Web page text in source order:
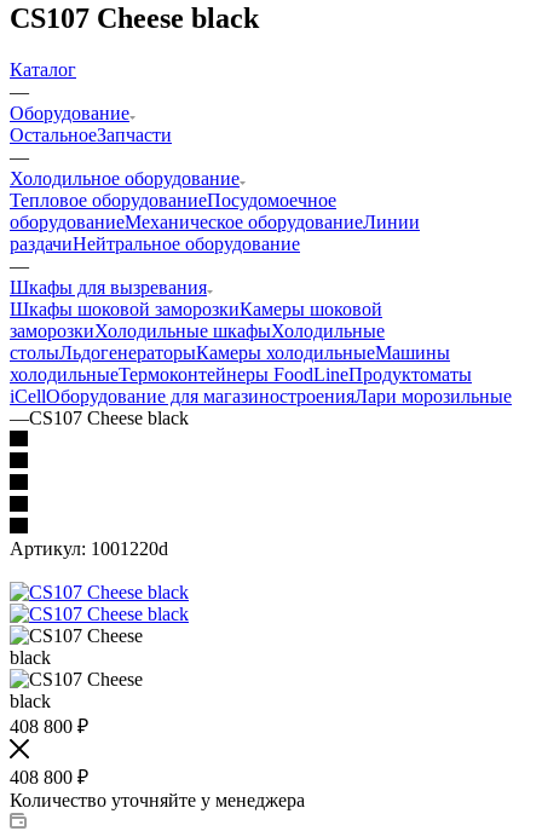
CS107 Cheese black
Каталог
—
Оборудование
ОстальноеЗапчасти
—
Холодильное оборудование
Тепловое оборудованиеПосудомоечное
оборудованиеМеханическое оборудованиеЛинии
раздачиНейтральное оборудование
—
Шкафы для вызревания
Шкафы шоковой заморозкиКамеры шоковой
заморозкиХолодильные шкафыХолодильные
столыЛьдогенераторыКамеры холодильныеМашины
холодильныеТермоконтейнеры FoodLineПродуктоматы
iCellОборудование для магазиностроенияЛари морозильные
—CS107 Cheese black
Артикул: 1001220d
408 800 ₽
408 800 ₽
Количество уточняйте у менеджера